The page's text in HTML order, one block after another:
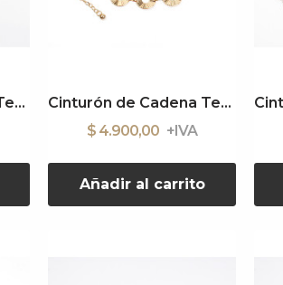
Cinturón de Cadena Textured
Cinturón de Cadena Textured
$ 4.900,00
Añadir al carrito